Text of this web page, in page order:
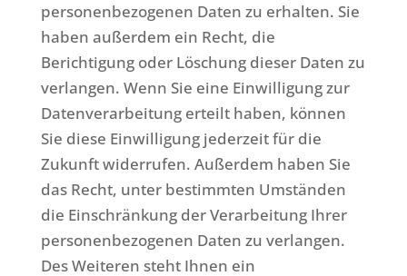
personenbezogenen Daten zu erhalten. Sie
haben außerdem ein Recht, die
Berichtigung oder Löschung dieser Daten zu
verlangen. Wenn Sie eine Einwilligung zur
Datenverarbeitung erteilt haben, können
Sie diese Einwilligung jederzeit für die
Zukunft widerrufen. Außerdem haben Sie
das Recht, unter bestimmten Umständen
die Einschränkung der Verarbeitung Ihrer
personenbezogenen Daten zu verlangen.
Des Weiteren steht Ihnen ein